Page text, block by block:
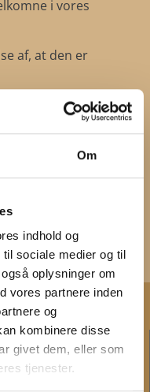
Om
indhold og
sociale medier og til
oplysninger om
vores partnere inden
og
kombinere disse
givet dem, eller som
tjenester.
i vores
af, at den er
fra
som fx
– psykiatriske